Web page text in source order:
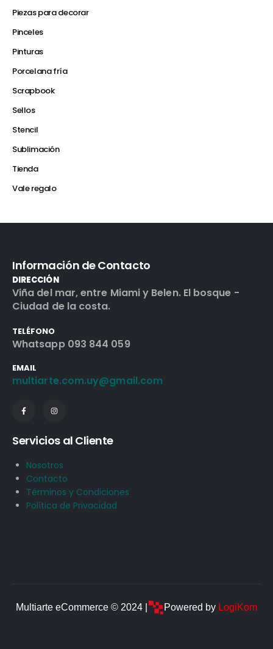
Piezas para decorar
Pinceles
Pinturas
Porcelana fría
Scrapbook
Sellos
Stencil
Sublimación
Tienda
Vale regalo
Información de Contacto
DIRECCIÓN
Viña del mar, entre Miami y Belen. El bosque -
Ciudad de la costa.
TELÉFONO
Whatsapp 093 844 059
EMAIL
multiarte.com.uy@gmail.com
Servicios al Cliente
Nosotros
Contacto
Términos y Condiciones
Política de Privacidad
Multiarte eCommerce © 2024 | Powered by LogiKom